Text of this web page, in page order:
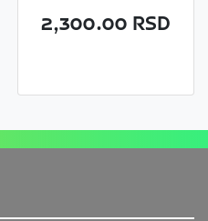
2,300.00 RSD